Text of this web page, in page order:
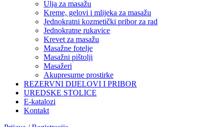
Ulja za masažu
Kreme, gelovi i mlijeka za masažu
Jednokratni kozmetički pribor za rad
Jednokratne rukavice
Krevet za masažu
Masažne fotelje
Masažni pištolji
Masažeri
Akupresurne prostirke
REZERVNI DIJELOVI I PRIBOR
UREDSKE STOLICE
E-katalozi
Kontakt